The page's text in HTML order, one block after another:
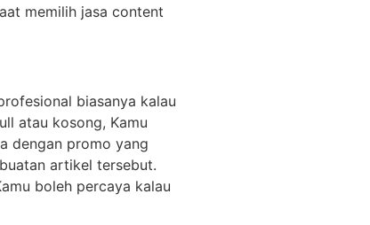
memilih jasa content
biasanya kalau
atau kosong, Kamu
dengan promo yang
artikel tersebut.
boleh percaya kalau